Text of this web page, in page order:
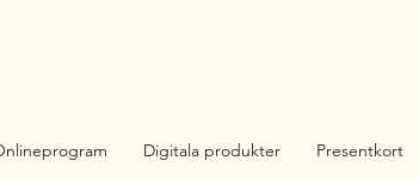
Digitala produkter Presentkort